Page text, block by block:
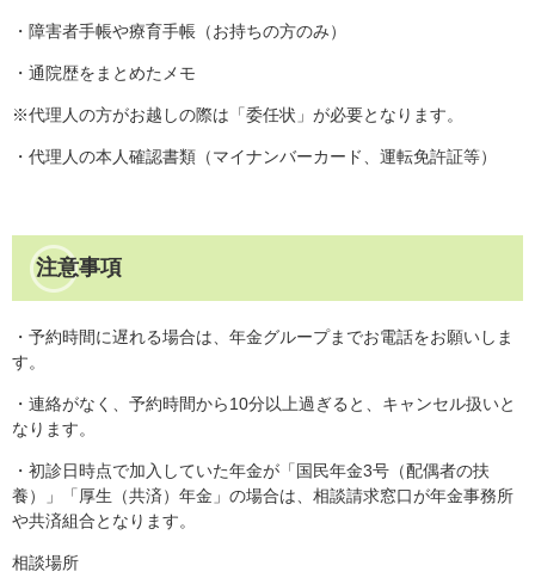
・障害者手帳や療育手帳（お持ちの方のみ）
・通院歴をまとめたメモ
※代理人の方がお越しの際は「委任状」が必要となります。
・代理人の本人確認書類（マイナンバーカード、運転免許証等）
注意事項
・予約時間に遅れる場合は、年金グループまでお電話をお願いしま
す。
・連絡がなく、予約時間から10分以上過ぎると、キャンセル扱いと
なります。
・初診日時点で加入していた年金が「国民年金3号（配偶者の扶
養）」「厚生（共済）年金」の場合は、相談請求窓口が年金事務所
や共済組合となります。
相談場所